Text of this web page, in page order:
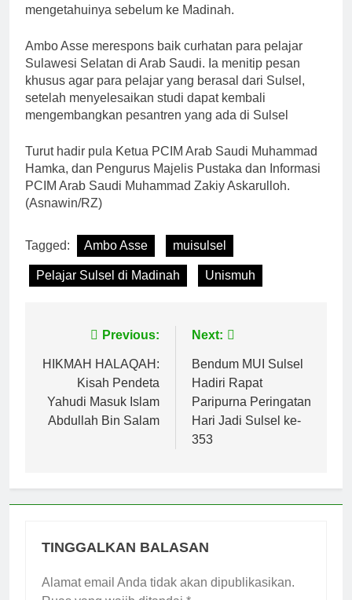
mengetahuinya sebelum ke Madinah.
Ambo Asse merespons baik curhatan para pelajar
Sulawesi Selatan di Arab Saudi. Ia menitip pesan
khusus agar para pelajar yang berasal dari Sulsel,
setelah menyelesaikan studi dapat kembali
mengembangkan pesantren yang ada di Sulsel
Turut hadir pula Ketua PCIM Arab Saudi Muhammad
Hamka, dan Pengurus Majelis Pustaka dan Informasi
PCIM Arab Saudi Muhammad Zakiy Askarulloh.
(Asnawin/RZ)
Tagged: Ambo Asse muisulsel
Pelajar Sulsel di Madinah Unismuh
Navigasi
pos
Previous:
HIKMAH HALAQAH:
Kisah Pendeta
Yahudi Masuk Islam
Abdullah Bin Salam
Next:
Bendum MUI Sulsel
Hadiri Rapat
Paripurna Peringatan
Hari Jadi Sulsel ke-
353
TINGGALKAN BALASAN
Alamat email Anda tidak akan dipublikasikan.